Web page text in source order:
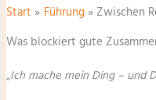
Start Führung
Zwischen
Was blockiert gute
„Ich mache mein Ding – und